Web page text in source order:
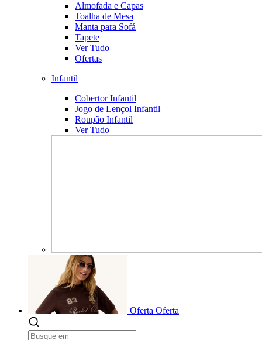
Almofada e Capas
Toalha de Mesa
Manta para Sofá
Tapete
Ver Tudo
Ofertas
Infantil
Cobertor Infantil
Jogo de Lençol Infantil
Roupão Infantil
Ver Tudo
Oferta Oferta